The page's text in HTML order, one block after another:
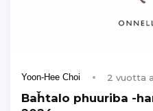
Yoon-Hee Choi 2 vuotta
Baȟtalo phuuriba -